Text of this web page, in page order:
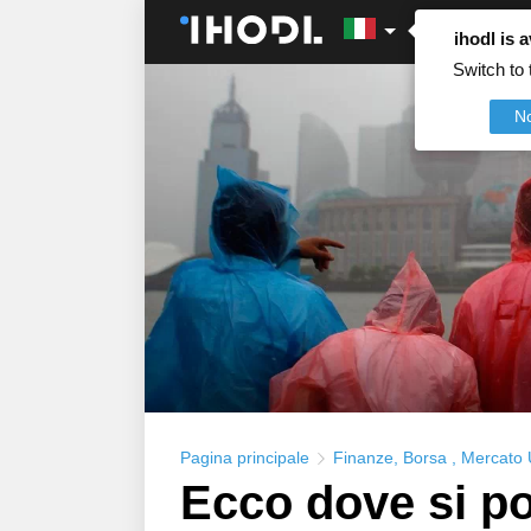
ihodl is
Switch to
Pagina principale Finanze Borsa Mercato
Ecco dove si